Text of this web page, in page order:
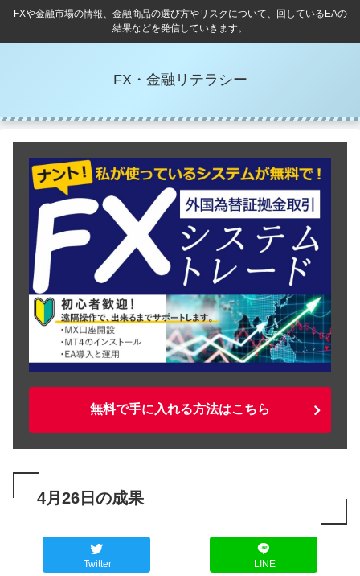
FXや金融市場の情報、金融商品の選び方やリスクについて、回しているEAの
結果などを発信していきます。
FX・金融リテラシー
無料で手に入れる方法はこちら
4月26日の成果
Twitter LINE